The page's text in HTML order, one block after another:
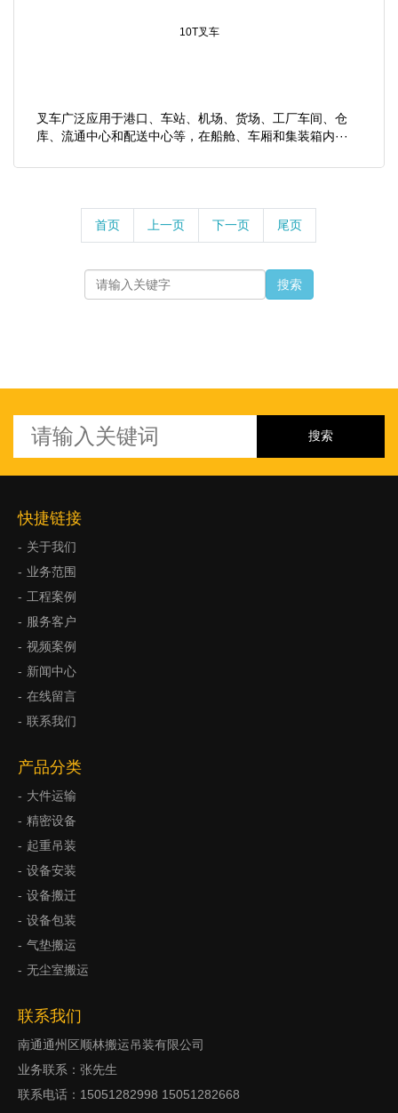
10T叉车
叉车广泛应用于港口、车站、机场、货场、工厂车间、仓
库、流通中心和配送中心等，在船舱、车厢和集装箱内···
首页 上一页 下一页 尾页
搜索
快捷链接
关于我们
业务范围
工程案例
服务客户
视频案例
新闻中心
在线留言
联系我们
产品分类
大件运输
精密设备
起重吊装
设备安装
设备搬迁
设备包装
气垫搬运
无尘室搬运
联系我们
南通通州区顺林搬运吊装有限公司
业务联系：张先生
联系电话：15051282998 15051282668